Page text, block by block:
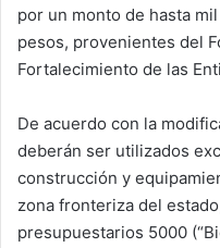
por un monto de hasta
pesos, provenientes del
Fortalecimiento de las
De acuerdo con la
deberán ser utilizados
construcción y
zona fronteriza del
presupuestarios 5000